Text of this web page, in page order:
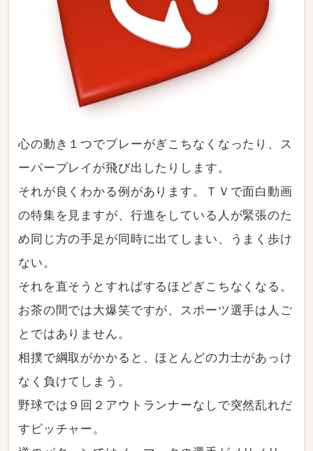
心の動き１つでプレーがぎこちなくなったり、ス
ーパープレイが飛び出したりします。
それが良くわかる例があります。ＴＶで面白動画
の特集を見ますが、行進をしている人が緊張のた
め同じ方の手足が同時に出てしまい、うまく歩け
ない。
それを直そうとすればするほどぎこちなくなる。
お茶の間では大爆笑ですが、スポーツ選手は人ご
とではありません。
相撲で綱取がかかると、ほとんどの力士があっけ
なく負けてしまう。
野球では９回２アウトランナーなしで突然乱れだ
すピッチャー。